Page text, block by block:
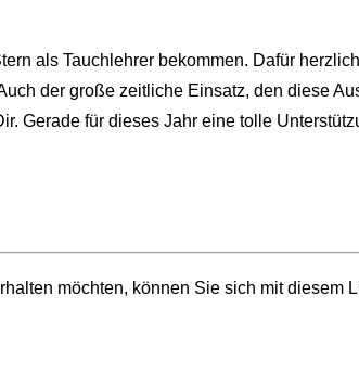
als Tauchlehrer bekommen. Dafür
der große zeitliche Einsatz, den diese
Gerade für dieses Jahr eine tolle
möchten, können Sie sich mit diesem